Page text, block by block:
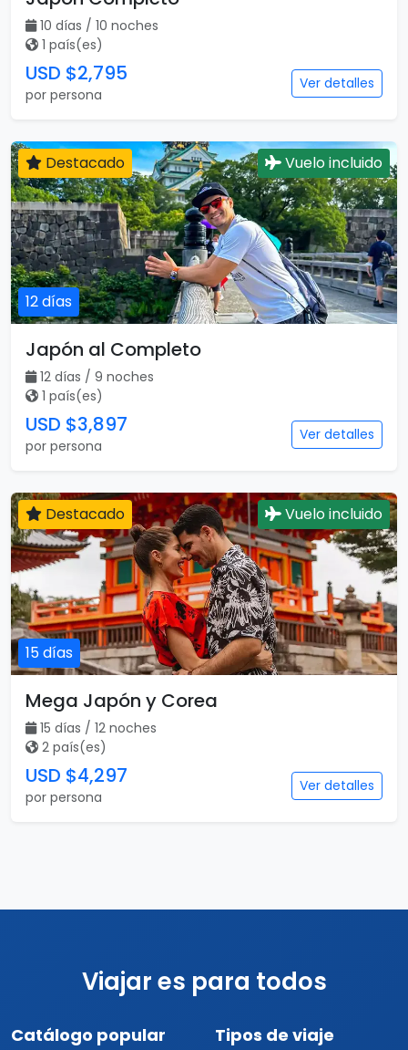
10 días / 10 noches
1 país(es)
USD $2,795
por persona
Ver detalles
12 días
Destacado Vuelo incluido
Japón al Completo
12 días / 9 noches
1 país(es)
USD $3,897
por persona
Ver detalles
15 días
Destacado Vuelo incluido
Mega Japón y Corea
15 días / 12 noches
2 país(es)
USD $4,297
por persona
Ver detalles
Viajar es para todos
Catálogo popular Tipos de viaje